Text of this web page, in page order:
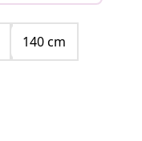
140 cm